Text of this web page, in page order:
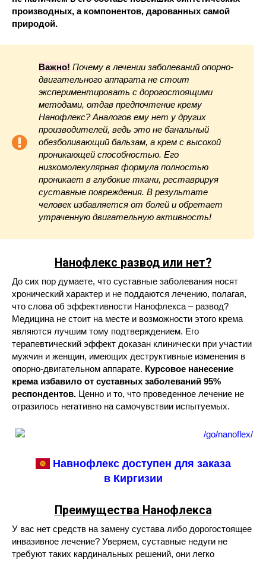
производных, а компонентов, дарованных самой
природой.
Важно! Почему в лечении заболеваний опорно-
двигательного аппарата не стоит
экспериментировать с дорогостоящими
методами, отдав предпочтение крему
Нанофлекс? Аналогов ему нет у других
производителей, ведь это не банальный
обезболивающий бальзам, а крем с высокой
проникающей способностью. Его
низкомолекулярная формула полностью
проникает в глубокие ткани, реставрируя
суставные повреждения. В результате
человек избавляется от болей и обретает
утраченную двигательную активность!
Нанофлекс развод или нет?
До сих пор думаете, что суставные заболевания носят
хронический характер и не поддаются лечению, полагая,
что слова об эффективности Нанофлекса – развод?
Медицина не стоит на месте и возможности этого крема
являются лучшим тому подтверждением. Его
терапевтический эффект доказан клинически при участии
мужчин и женщин, имеющих деструктивные изменения в
опорно-двигательном аппарате. Курсовое нанесение
крема избавило от суставных заболеваний 95%
респондентов. Ценно и то, что проведенное лечение не
отразилось негативно на самочувствии испытуемых.
Навнофлекс доступен для заказа
в Киргизии
Преимущества Нанофлекса
У вас нет средств на замену сустава либо дорогостоящее
инвазивное лечение? Уверяем, суставные недуги не
требуют таких кардинальных решений, они легко